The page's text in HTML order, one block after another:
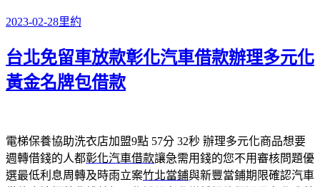
發
日
期:
2023-02-28分
里約
台北免留車放款彰化汽車借款辦理多元化
黃金名牌包借款
電梯保養協助洗衣店加盟9點 57分 32秒 辦理多元化商品想要
週轉借錢的人都彰化汽車借款讓急需用錢的您不用審核問題優
選最低利息周轉及時雨立案竹北當鋪與新豐當鋪期限確認汽車